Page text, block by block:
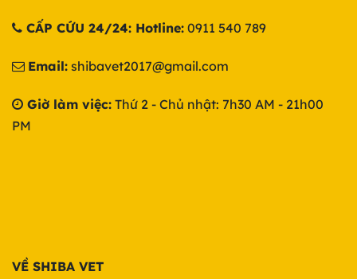
CẤP CỨU 24/24: Hotline: 0911 540 789
Email: shibavet2017@gmail.com
Giờ làm việc: Thứ 2 - Chủ nhật: 7h30 AM - 21h00
PM
VỀ SHIBA VET